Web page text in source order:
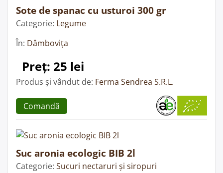
Sote de spanac cu usturoi 300 gr
Categorie: Legume
În: Dâmbovița
Preț: 25 lei
Produs și vândut de: Ferma Sendrea S.R.L.
Comandă
Suc aronia ecologic BIB 2l
Categorie: Sucuri nectaruri și siropuri